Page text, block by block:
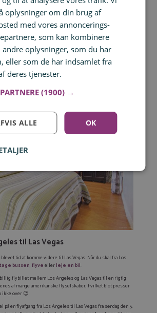
til Las Vegas
tid at komme videre til Las Vegas. Når du skal fra Los
tage bussen,flyveellerleje en bil.
flybillet mellem Los Angeles og Las Vegas til en rigtig
af mange amerikanske flyselskaber, hvilket blot presser
ikke over 😉
på en flyafgang fra Los Angeles til Las Vegas fra søndag den 5.
for at gemme hvad der inspirerer dig
Tilmeld
oplysninger om din brug af
med vores annoncerings-
som kan kombinere
andre oplysninger, som du har
eller som de har indsamlet fra
deres tjenester.
(1900) →
OK
ALLE